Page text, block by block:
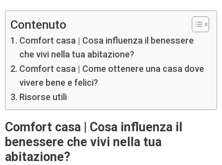
Contenuto
Comfort casa | Cosa influenza il benessere
che vivi nella tua abitazione?
Comfort casa | Come ottenere una casa dove
vivere bene e felici?
Risorse utili
Comfort casa | Cosa influenza il
benessere che vivi nella tua
abitazione?